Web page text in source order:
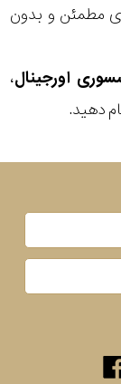
مطمئن و بدون
،
دهید.